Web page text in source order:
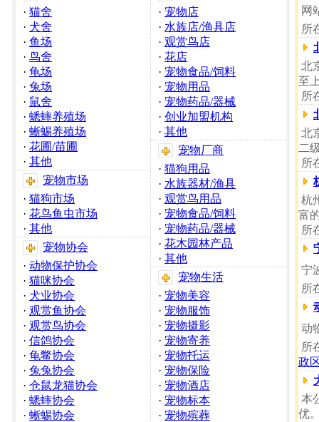
· 猫舍
· 犬舍
· 鱼场
· 鸟舍
· 龟场
· 兔场
· 鼠舍
· 蟋蟀养殖场
· 蜥蜴养殖场
· 花圃/苗圃
· 其他
宠物市场
· 猫狗市场
· 花鸟鱼虫市场
· 其他
宠物协会
· 动物保护协会
· 猫咪协会
· 犬业协会
· 观赏鱼协会
· 观赏鸟协会
· 信鸽协会
· 龟鳖协会
· 兔兔协会
· 仓鼠龙猫协会
· 蟋蟀协会
· 蜥蜴协会
· 宠物店
· 水族店/渔具店
· 观赏鸟店
· 花店
· 宠物食品/饲料
· 宠物用品
· 宠物药品/器械
· 创业加盟机构
· 其他
宠物厂商
· 猫狗用品
· 水族器材/渔具
· 观赏鸟用品
· 宠物食品/饲料
· 宠物药品/器械
· 花木园林产品
· 其他
宠物生活
· 宠物美容
· 宠物服饰
· 宠物摄影
· 宠物寄养
· 宠物托运
· 宠物保险
· 宠物酒店
· 宠物标本
· 宠物殡葬
网
所
北
至
所
北
二
所
杭
富
所
宁
所
动
所
政
本
优